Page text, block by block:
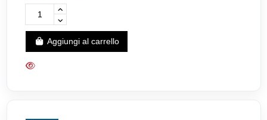
Aggiungi al carrello